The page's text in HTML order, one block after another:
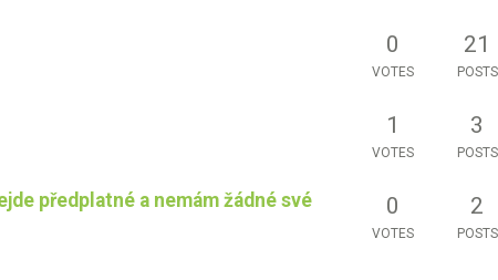
0
VOTES
21
POSTS
1
VOTES
3
POSTS
předplatné a nemám žádné své
0
VOTES
2
POSTS